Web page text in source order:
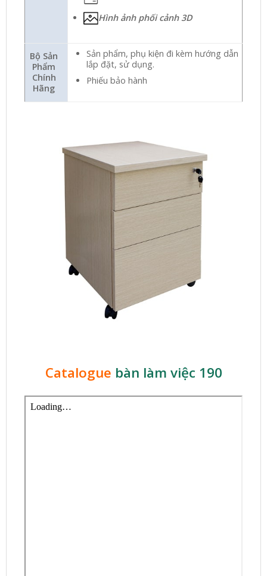
Hình ảnh phối cảnh 3D
Bộ Sản
Phẩm
Chính
Hãng
Sản phẩm, phụ kiện đi kèm hướng dẫn
lắp đặt, sử dụng.
Phiếu bảo hành
Catalogue bàn làm việc 190